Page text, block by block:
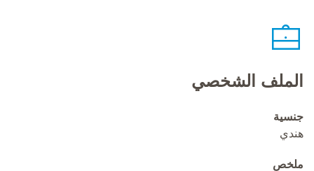
الملف الشخصي
جنسية
هندي
ملخص